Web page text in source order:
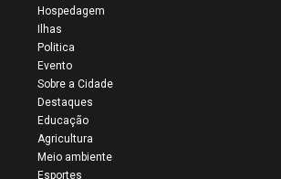
Hospedagem
Ilhas
Politica
Evento
Sobre a Cidade
Destaques
Educação
Agricultura
Meio ambiente
Esportes